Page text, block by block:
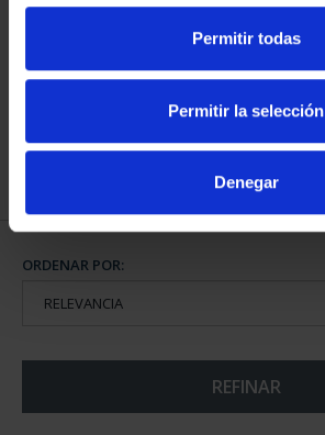
Permitir todas
Permitir la selección
Denegar
CIUDADES PATRIMONIO
73,00 €
ORDENAR POR:
REFINAR